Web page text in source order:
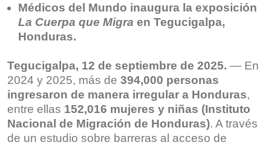
Médicos del Mundo inaugura la exposición
La Cuerpa que Migra en Tegucigalpa,
Honduras.
Tegucigalpa, 12 de septiembre de 2025. — En
2024 y 2025, más de 394,000 personas
ingresaron de manera irregular a Honduras,
entre ellas 152,016 mujeres y niñas (Instituto
Nacional de Migración de Honduras). A través
de un estudio sobre barreras al acceso de